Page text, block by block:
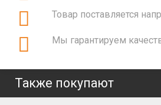
Товар поставляется
Мы гарантируем
Также покупают